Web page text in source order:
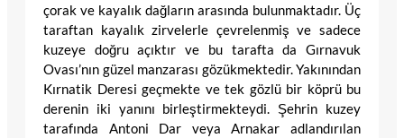
çorak ve kayalık dağların arasında bulunmaktadır. Üç
taraftan kayalık zirvelerle çevrelenmiş ve sadece
kuzeye doğru açıktır ve bu tarafta da Gırnavuk
Ovası’nın güzel manzarası gözükmektedir. Yakınından
Kırnatik Deresi geçmekte ve tek gözlü bir köprü bu
derenin iki yanını birleştirmekteydi. Şehrin kuzey
tarafında Antoni Dar veya Arnakar adlandırılan